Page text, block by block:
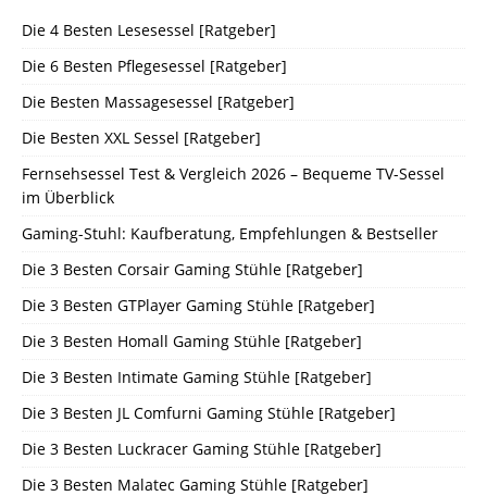
Die 4 Besten Lesesessel [Ratgeber]
Die 6 Besten Pflegesessel [Ratgeber]
Die Besten Massagesessel [Ratgeber]
Die Besten XXL Sessel [Ratgeber]
Fernsehsessel Test & Vergleich 2026 – Bequeme TV-Sessel
im Überblick
Gaming-Stuhl: Kaufberatung, Empfehlungen & Bestseller
Die 3 Besten Corsair Gaming Stühle [Ratgeber]
Die 3 Besten GTPlayer Gaming Stühle [Ratgeber]
Die 3 Besten Homall Gaming Stühle [Ratgeber]
Die 3 Besten Intimate Gaming Stühle [Ratgeber]
Die 3 Besten JL Comfurni Gaming Stühle [Ratgeber]
Die 3 Besten Luckracer Gaming Stühle [Ratgeber]
Die 3 Besten Malatec Gaming Stühle [Ratgeber]